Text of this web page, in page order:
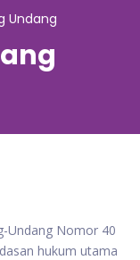
Undang
Undang Nomor 40
hukum utama